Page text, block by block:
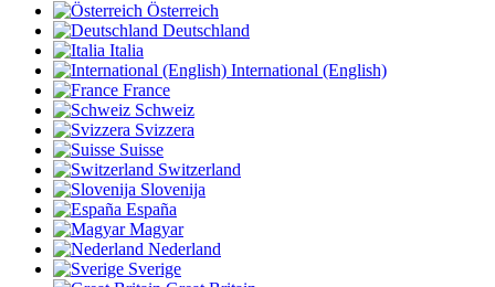
Österreich
Deutschland
Italia
International (English)
France
Schweiz
Svizzera
Suisse
Switzerland
Slovenija
España
Magyar
Nederland
Sverige